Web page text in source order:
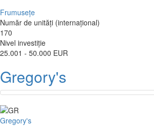
Frumusețe
Număr de unități (internațional)
170
Nivel investiție
25.001 - 50.000 EUR
Gregory's
Gregory's